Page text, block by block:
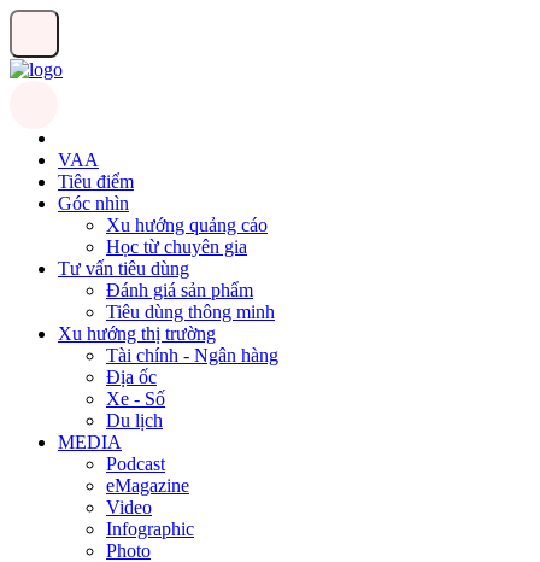
VAA
Tiêu điểm
Góc nhìn
Xu hướng quảng cáo
Học từ chuyên gia
Tư vấn tiêu dùng
Đánh giá sản phẩm
Tiêu dùng thông minh
Xu hướng thị trường
Tài chính - Ngân hàng
Địa ốc
Xe - Số
Du lịch
MEDIA
Podcast
eMagazine
Video
Infographic
Photo